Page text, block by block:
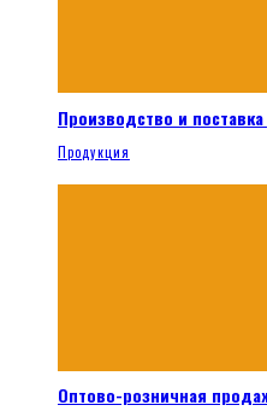
Производство и
Продукция
Оптово-розничная